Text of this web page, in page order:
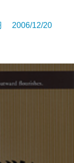
2006/12/20